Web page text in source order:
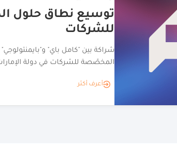
منصة إماراتية إنتاج
علامات أزياء عالمية
إطلاق منصة التصوير الفوتوغرافي
neofashion.ai لتلبية احتياجات علامات الأزياء
أعرف أكثر